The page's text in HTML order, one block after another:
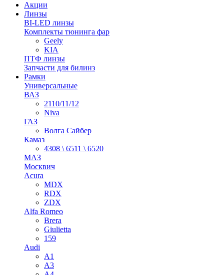
Акции
Линзы
BI-LED линзы
Комплекты тюнинга фар
Geely
KIA
ПТФ линзы
Запчасти для билинз
Рамки
Универсальные
ВАЗ
2110/11/12
Niva
ГАЗ
Волга Сайбер
Камаз
4308 \ 6511 \ 6520
МАЗ
Москвич
Acura
MDX
RDX
ZDX
Alfa Romeo
Brera
Giulietta
159
Audi
A1
A3